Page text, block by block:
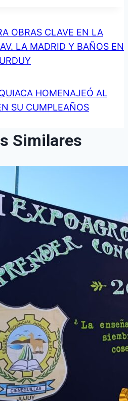
OBRAS CLAVE EN LA
LA MADRID Y BAÑOS EN
HOMENAJEÓ AL
SU CUMPLEAÑOS
Similares